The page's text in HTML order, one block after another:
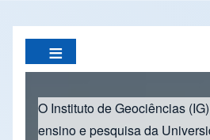
O Instituto de Geociências
ensino e pesquisa da